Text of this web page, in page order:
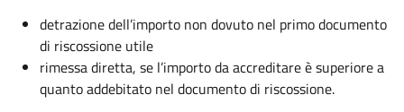
detrazione dell’importo non dovuto nel primo documento
di riscossione utile
rimessa diretta, se l’importo da accreditare è superiore a
quanto addebitato nel documento di riscossione.